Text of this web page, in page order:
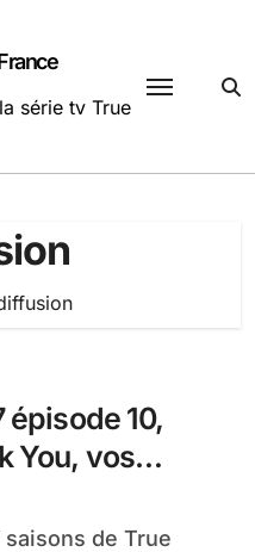
série tv True
épisode 10,
You, vos